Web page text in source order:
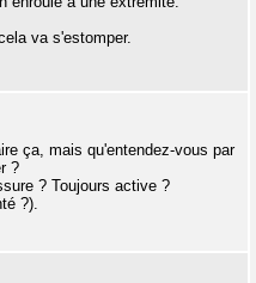
va s'estomper.
ça, mais qu'entendez-vous par
?
? Toujours active ?
?).